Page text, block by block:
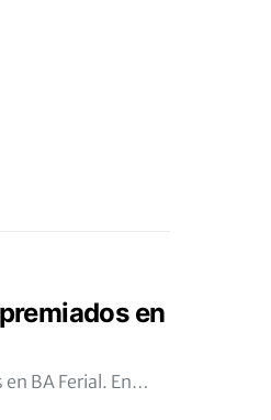
en
BA Ferial. En…